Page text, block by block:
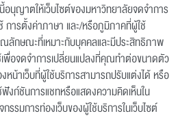
อนุญาตให้เว็บไซต์ของมหาวิทยาลัยจดจำการ
การตั้งค่าภาษา และ/หรือภูมิภาคที่ผู้ใช้
ลักษณะที่เหมาะกับบุคคลและมีประสิทธิภาพ
พื่อจดจำการเปลี่ยนแปลงที่คุณทำต่อขนาดตัว
น้าเว็บที่ผู้ใช้บริการสามารถปรับแต่งได้ หรือ
ฟังก์ชันการแชทหรือแสดงความคิดเห็นใน
รมการท่องเว็บของผู้ใช้บริการในเว็บไซต์